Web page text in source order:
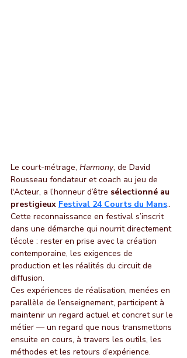
Le court-métrage, Harmony, de David
Rousseau fondateur et coach au jeu de
l'Acteur, a l’honneur d’être sélectionné au
prestigieux Festival 24 Courts du Mans..
Cette reconnaissance en festival s’inscrit
dans une démarche qui nourrit directement
l’école : rester en prise avec la création
contemporaine, les exigences de
production et les réalités du circuit de
diffusion.
Ces expériences de réalisation, menées en
parallèle de l’enseignement, participent à
maintenir un regard actuel et concret sur le
métier — un regard que nous transmettons
ensuite en cours, à travers les outils, les
méthodes et les retours d’expérience.